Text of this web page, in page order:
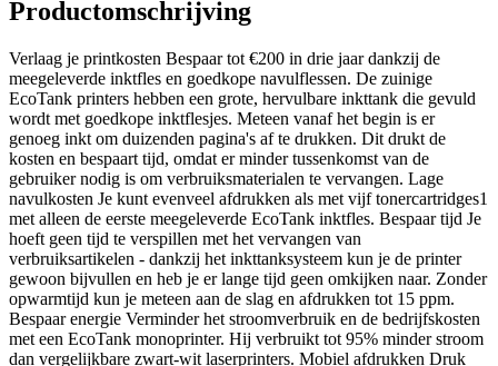
Productomschrijving
Verlaag je printkosten Bespaar tot €200 in drie jaar dankzij de
meegeleverde inktfles en goedkope navulflessen. De zuinige
EcoTank printers hebben een grote, hervulbare inkttank die gevuld
wordt met goedkope inktflesjes. Meteen vanaf het begin is er
genoeg inkt om duizenden pagina's af te drukken. Dit drukt de
kosten en bespaart tijd, omdat er minder tussenkomst van de
gebruiker nodig is om verbruiksmaterialen te vervangen. Lage
navulkosten Je kunt evenveel afdrukken als met vijf tonercartridges1
met alleen de eerste meegeleverde EcoTank inktfles. Bespaar tijd Je
hoeft geen tijd te verspillen met het vervangen van
verbruiksartikelen - dankzij het inkttanksysteem kun je de printer
gewoon bijvullen en heb je er lange tijd geen omkijken naar. Zonder
opwarmtijd kun je meteen aan de slag en afdrukken tot 15 ppm.
Bespaar energie Verminder het stroomverbruik en de bedrijfskosten
met een EcoTank monoprinter. Hij verbruikt tot 95% minder stroom
dan vergelijkbare zwart-wit laserprinters. Mobiel afdrukken Druk